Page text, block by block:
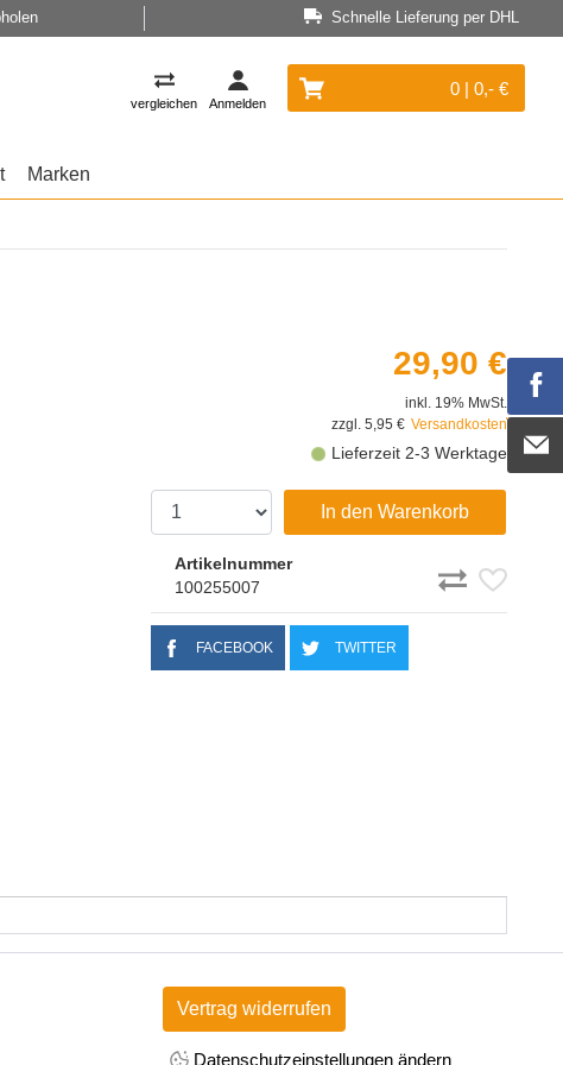
Schnelle Lieferung per DHL
vergleichen Anmelden
0 | 0,- €
Marken
29,90 €
inkl. 19% MwSt.
zzgl. 5,95 € Versandkosten
Lieferzeit 2-3 Werktage
In den Warenkorb
Artikelnummer
100255007
FACEBOOK TWITTER
Vertrag widerrufen
Datenschutzeinstellungen ändern